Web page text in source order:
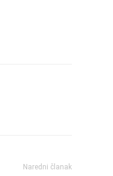
Naredni članak